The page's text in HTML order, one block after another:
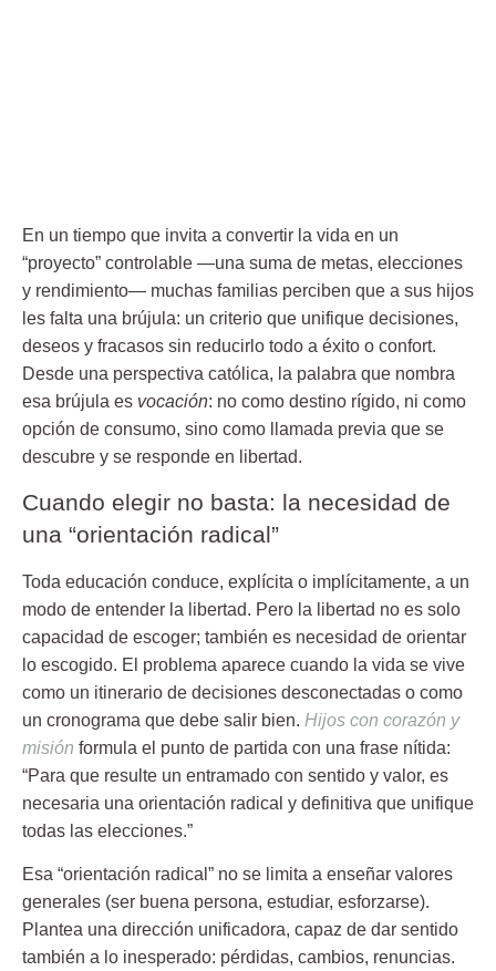
En un tiempo que invita a convertir la vida en un
“proyecto” controlable —una suma de metas, elecciones
y rendimiento— muchas familias perciben que a sus hijos
les falta una brújula: un criterio que unifique decisiones,
deseos y fracasos sin reducirlo todo a éxito o confort.
Desde una perspectiva católica, la palabra que nombra
esa brújula es vocación: no como destino rígido, ni como
opción de consumo, sino como llamada previa que se
descubre y se responde en libertad.
Cuando elegir no basta: la necesidad de
una “orientación radical”
Toda educación conduce, explícita o implícitamente, a un
modo de entender la libertad. Pero la libertad no es solo
capacidad de escoger; también es necesidad de orientar
lo escogido. El problema aparece cuando la vida se vive
como un itinerario de decisiones desconectadas o como
un cronograma que debe salir bien. Hijos con corazón y
misión formula el punto de partida con una frase nítida:
“Para que resulte un entramado con sentido y valor, es
necesaria una orientación radical y definitiva que unifique
todas las elecciones.”
Esa “orientación radical” no se limita a enseñar valores
generales (ser buena persona, estudiar, esforzarse).
Plantea una dirección unificadora, capaz de dar sentido
también a lo inesperado: pérdidas, cambios, renuncias.